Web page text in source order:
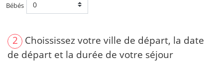
Bébés
2 Choississez votre ville de départ, la date
de départ et la durée de votre séjour